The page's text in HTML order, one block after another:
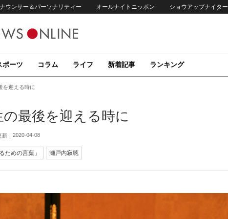
ウンサー＆パーソナリティー オールナイトニッポン ショウアップナイター
ポーツ コラム ライフ 新着記事 ランキング
を迎える時に
最後を迎える時に
： 2020-04-08
ための言葉」 瀬戸内寂聴